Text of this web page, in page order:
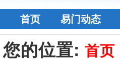
首页 易门动态
您的位置: 首页